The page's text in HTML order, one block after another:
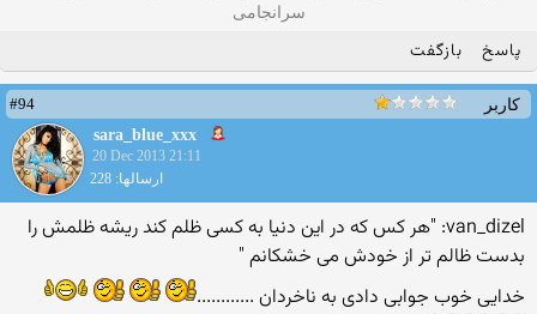
سرانجامی
پاسخ بازگفت
کاربر
#94
sara_blue_xxx
20 Dec 2013 21:11
ارسالها: 228
van_dizel: "هر کس که در این دنیا به کسی ظلم کند ریشه ظلمش را
بدست ظالم تر از خودش می خشکانم "
خدایی خوب جوابی دادی به ناخردان ............